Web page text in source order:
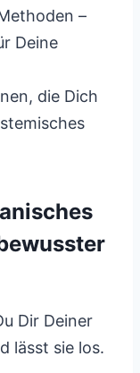
–
Deine
die Dich
Dir Deiner
lässt sie los.